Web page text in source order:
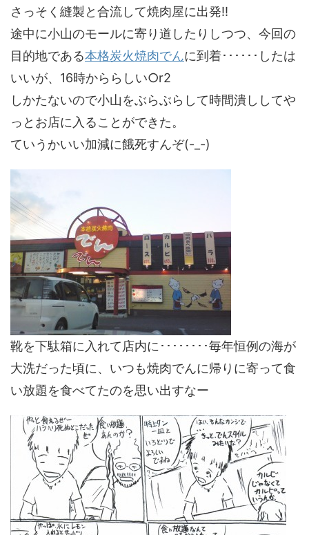
さっそく縫製と合流して焼肉屋に出発!!
途中に小山のモールに寄り道したりしつつ、今回の
目的地である本格炭火焼肉でんに到着･･････したは
いいが、16時かららしい○r2
しかたないので小山をぶらぶらして時間潰ししてや
っとお店に入ることができた。
ていうかいい加減に餓死すんぞ(-_-)
靴を下駄箱に入れて店内に････････毎年恒例の海が
大洗だった頃に、いつも焼肉でんに帰りに寄って食
い放題を食べてたのを思い出すなー